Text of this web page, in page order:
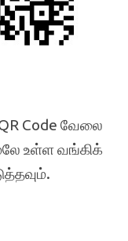
QR Code வேலை
உள்ள வங்கிக்